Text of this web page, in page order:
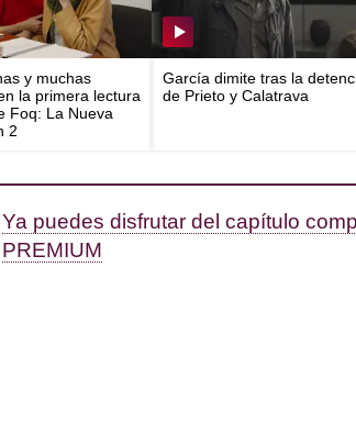
y muchas
la primera lectura
Foq: La Nueva
2
García dimite tras la
de Prieto y Calatrava
Ya puedes disfrutar del capítulo
PREMIUM